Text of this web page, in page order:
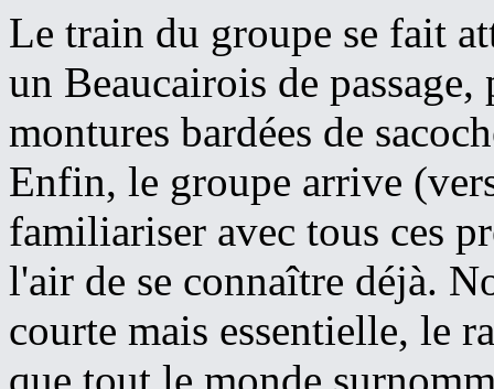
Le train du groupe se fait
un Beaucairois de
montures bardées de
Enfin, le groupe arrive
familiariser avec tous ces
l'air de se connaître déjà.
courte mais essentielle, le